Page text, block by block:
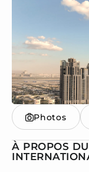
Photos
À PROPOS